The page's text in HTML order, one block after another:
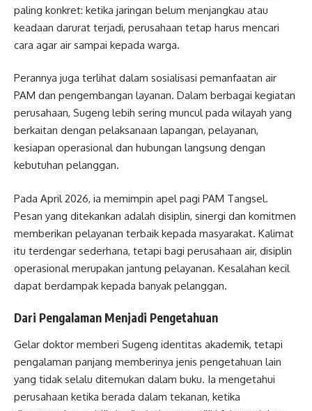
paling konkret: ketika jaringan belum menjangkau atau
keadaan darurat terjadi, perusahaan tetap harus mencari
cara agar air sampai kepada warga.
Perannya juga terlihat dalam sosialisasi pemanfaatan air
PAM dan pengembangan layanan. Dalam berbagai kegiatan
perusahaan, Sugeng lebih sering muncul pada wilayah yang
berkaitan dengan pelaksanaan lapangan, pelayanan,
kesiapan operasional dan hubungan langsung dengan
kebutuhan pelanggan.
Pada April 2026, ia memimpin apel pagi PAM Tangsel.
Pesan yang ditekankan adalah disiplin, sinergi dan komitmen
memberikan pelayanan terbaik kepada masyarakat. Kalimat
itu terdengar sederhana, tetapi bagi perusahaan air, disiplin
operasional merupakan jantung pelayanan. Kesalahan kecil
dapat berdampak kepada banyak pelanggan.
Dari Pengalaman Menjadi Pengetahuan
Gelar doktor memberi Sugeng identitas akademik, tetapi
pengalaman panjang memberinya jenis pengetahuan lain
yang tidak selalu ditemukan dalam buku. Ia mengetahui
perusahaan ketika berada dalam tekanan, ketika